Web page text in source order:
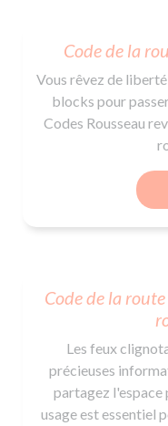
Code de la
Vous rêvez de
blocks pour
Codes Rousseau
Code de la
Les feux
précieuses
partagez l'espace
usage est essentiel